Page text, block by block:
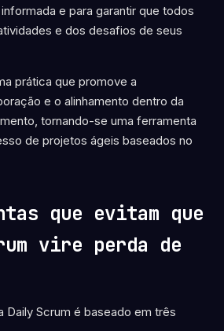
e para garantir que todos
e dos desafios de seus
prática que promove a
e o alinhamento dentro da
tornando-se uma ferramenta
de projetos ágeis baseados no
que evitam que
vire perda de
Daily Scrum é baseado em três